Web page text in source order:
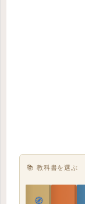
📚 教科書を選ぶ
🧭